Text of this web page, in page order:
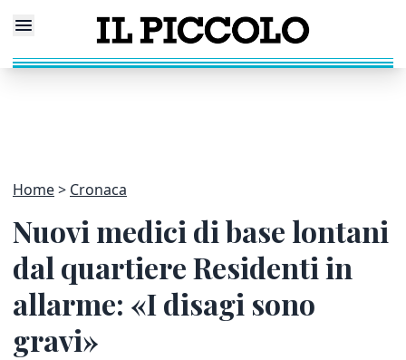
Home Cronaca
Nuovi medici di base lontani
dal quartiere Residenti in
allarme: «I disagi sono
gravi»